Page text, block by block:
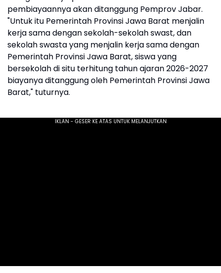
pembiayaannya akan ditanggung Pemprov Jabar.
"Untuk itu Pemerintah Provinsi Jawa Barat menjalin
kerja sama dengan sekolah-sekolah swast, dan
sekolah swasta yang menjalin kerja sama dengan
Pemerintah Provinsi Jawa Barat, siswa yang
bersekolah di situ terhitung tahun ajaran 2026-2027
biayanya ditanggung oleh Pemerintah Provinsi Jawa
Barat," tuturnya.